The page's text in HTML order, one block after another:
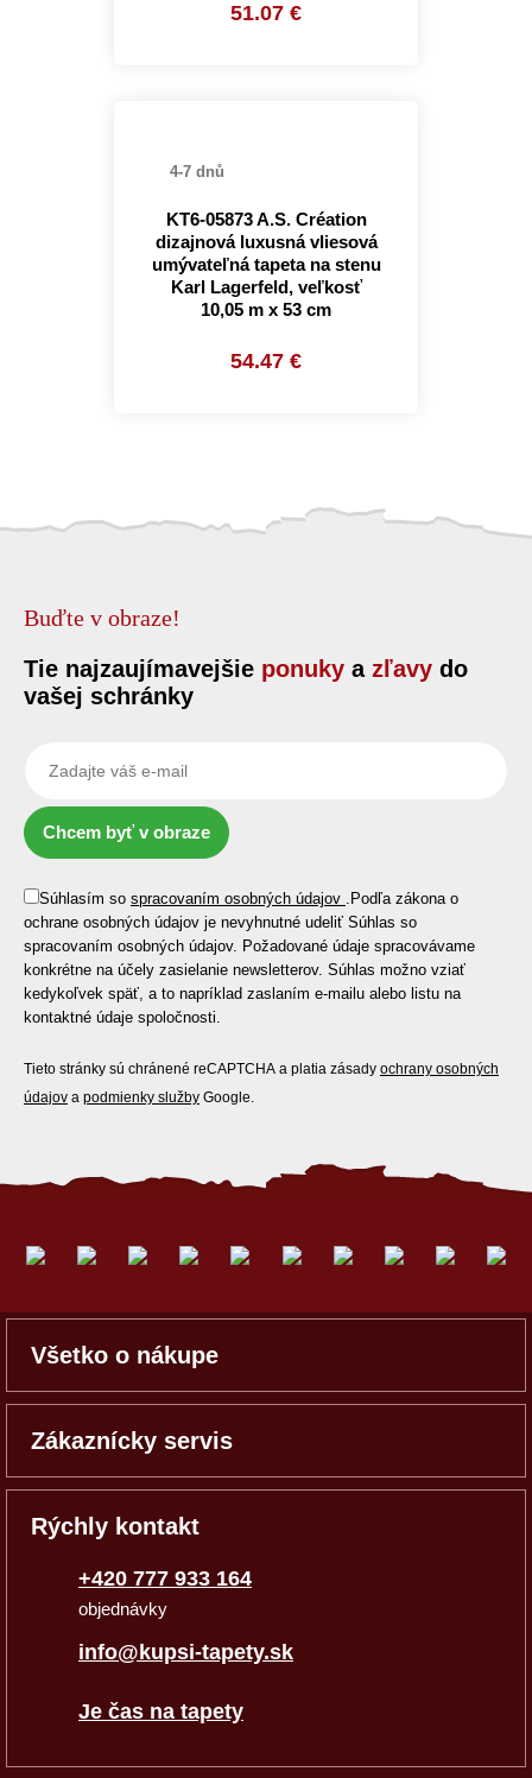
51.07 €
4-7 dnů
KT6-05873 A.S. Création
dizajnová luxusná vliesová
umývateľná tapeta na stenu
Karl Lagerfeld, veľkosť
10,05 m x 53 cm
54.47 €
Buďte v obraze!
Tie najzaujímavejšie ponuky a zľavy do
vašej schránky
Chcem byť v obraze
Súhlasím so spracovaním osobných údajov . Podľa zákona o
ochrane osobných údajov je nevyhnutné udeliť Súhlas so
spracovaním osobných údajov. Požadované údaje spracovávame
konkrétne na účely zasielanie newsletterov. Súhlas možno vziať
kedykoľvek späť, a to napríklad zaslaním e-mailu alebo listu na
kontaktné údaje spoločnosti.
Tieto stránky sú chránené reCAPTCHA a platia zásady ochrany osobných
údajov a podmienky služby Google.
Všetko o nákupe
Zákaznícky servis
Rýchly kontakt
+420 777 933 164
objednávky
info@kupsi-tapety.sk
Je čas na tapety